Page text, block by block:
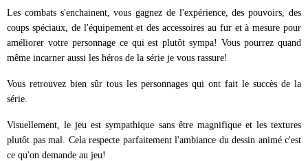
Les combats s'enchainent, vous gagnez de l'expérience, des pouvoirs, des
coups spéciaux, de l'équipement et des accessoires au fur et à mesure pour
améliorer votre personnage ce qui est plutôt sympa! Vous pourrez quand
même incarner aussi les héros de la série je vous rassure!
Vous retrouvez bien sûr tous les personnages qui ont fait le succès de la
série.
Visuellement, le jeu est sympathique sans être magnifique et les textures
plutôt pas mal. Cela respecte parfaitement l'ambiance du dessin animé c'est
ce qu'on demande au jeu!